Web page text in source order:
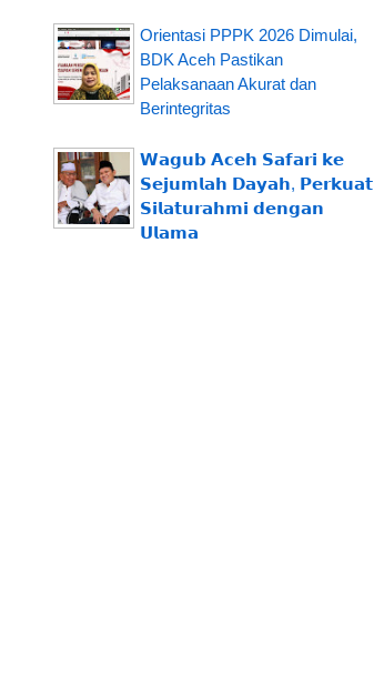
Orientasi PPPK 2026 Dimulai,
BDK Aceh Pastikan
Pelaksanaan Akurat dan
Berintegritas
𝗪𝗮𝗴𝘂𝗯 𝗔𝗰𝗲𝗵 𝗦𝗮𝗳𝗮𝗿𝗶 𝗸𝗲
𝗦𝗲𝗷𝘂𝗺𝗹𝗮𝗵 𝗗𝗮𝘆𝗮𝗵, 𝗣𝗲𝗿𝗸𝘂𝗮𝘁
𝗦𝗶𝗹𝗮𝘁𝘂𝗿𝗮𝗵𝗺𝗶 𝗱𝗲𝗻𝗴𝗮𝗻
𝗨𝗹𝗮𝗺𝗮